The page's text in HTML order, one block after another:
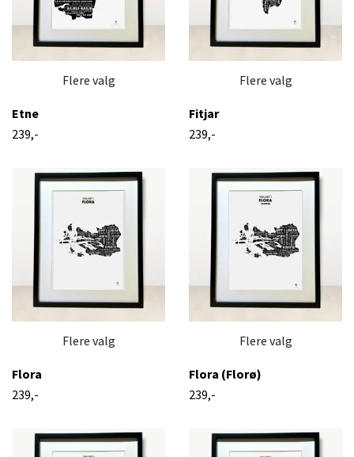
Flere valg
Etne
239,-
Flere valg
Fitjar
239,-
Flere valg
Flora
239,-
Flere valg
Flora (Florø)
239,-